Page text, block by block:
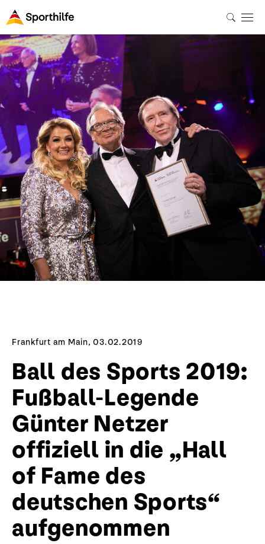
Frankfurt am Main, 03.02.2019
Ball des Sports 2019:
Fußball-Legende
Günter Netzer
offiziell in die „Hall
of Fame des
deutschen Sports“
aufgenommen